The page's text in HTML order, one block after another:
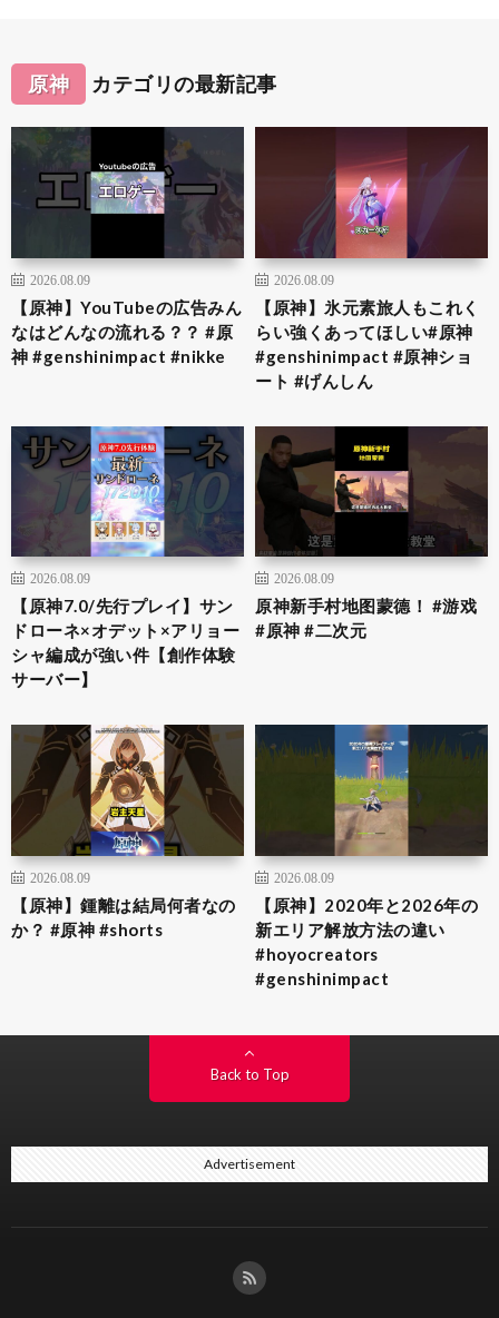
原神 カテゴリの最新記事
2026.08.09
【原神】YouTubeの広告みん
なはどんなの流れる？？ #原
神 #genshinimpact #nikke
2026.08.09
【原神】氷元素旅人もこれく
らい強くあってほしい#原神
#genshinimpact #原神ショ
ート #げんしん
2026.08.09
【原神7.0/先行プレイ】サン
ドローネ×オデット×アリョー
シャ編成が強い件【創作体験
サーバー】
2026.08.09
原神新手村地图蒙德！ #游戏
#原神 #二次元
2026.08.09
【原神】鍾離は結局何者なの
か？ #原神 #shorts
2026.08.09
【原神】2020年と2026年の
新エリア解放方法の違い
#hoyocreators
#genshinimpact
Back to Top
Advertisement